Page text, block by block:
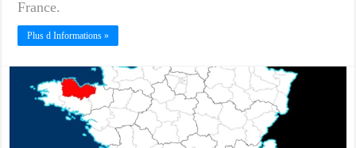
France.
Plus d Informations »